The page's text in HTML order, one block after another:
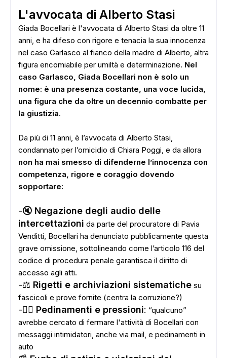
L'avvocata di Alberto Stasi
Giada Bocellari è l'avvocata di Alberto Stasi da oltre 11
anni, e ha difeso con rigore e tenacia la sua innocenza
nel caso Garlasco al fianco della madre di Alberto, altra
figura encomiabile per umiltà e determinazione. Nel
caso Garlasco, Giada Bocellari non è solo un
nome: è una presenza costante, una voce lucida,
una figura che da oltre un decennio combatte per
la giustizia.
Da più di 11 anni, è l’avvocata di Alberto Stasi,
condannato per l’omicidio di Chiara Poggi, e da allora
non ha mai smesso di difenderne l’innocenza con
competenza, rigore e coraggio dovendo
sopportare:
-🔇 Negazione degli audio delle
intercettazioni da parte del procuratore di Pavia
Venditti, Bocellari ha denunciato pubblicamente questa
grave omissione, sottolineando come l’articolo 116 del
codice di procedura penale garantisca il diritto di
accesso agli atti.
-⚖️ Rigetti e archiviazioni sistematiche su
fascicoli e prove fornite (centra la corruzione?)
-🕵️‍♀️ Pedinamenti e pressioni: “qualcuno”
avrebbe cercato di fermare l'attività di Bocellari con
messaggi intimidatori, anche via mail, e pedinamenti in
auto